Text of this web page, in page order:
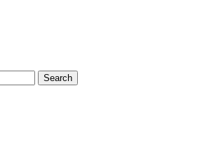
Search